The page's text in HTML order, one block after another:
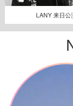
LANY 来日公